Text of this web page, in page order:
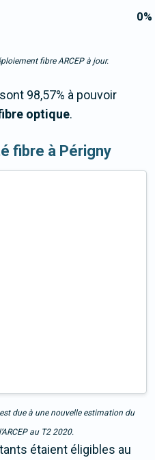
0%
fibre ARCEP à jour.
98,57% à pouvoir
optique.
fibre à Périgny
due à une nouvelle estimation du
au T2 2020.
étaient éligibles au